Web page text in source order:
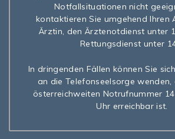
Notfallsituationen nicht
kontaktieren Sie umgehend Ihren
Ärztin, den Ärztenotdienst unter
Rettungsdienst unter
In dringenden Fällen können Sie
an die Telefonseelsorge
österreichweiten Notrufnummer
Uhr erreichbar ist.